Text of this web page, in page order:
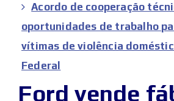
Acordo de cooperação
oportunidades de trabalho
vítimas de violência
Federal
Ford vende